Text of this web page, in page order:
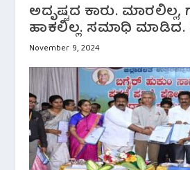
ಅದೃಷ್ಟದ ಕಾರು. ಮಾರಲಿಲ್ಲ,
ಹಾಕಲಿಲ್ಲ. ಸಮಾಧಿ ಮಾಡಿದ.
November 9, 2024